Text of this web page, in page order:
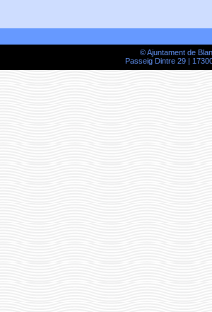
© Ajuntament de
Passeig Dintre 29 |